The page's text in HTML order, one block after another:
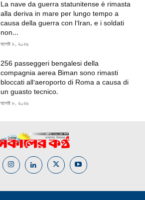
La nave da guerra statunitense è rimasta
alla deriva in mare per lungo tempo a
causa della guerra con l’Iran, e i soldati
non...
আগস্ট ৮, ২০২৬
256 passeggeri bengalesi della
compagnia aerea Biman sono rimasti
bloccati all’aeroporto di Roma a causa di
un guasto tecnico.
আগস্ট ৮, ২০২৬